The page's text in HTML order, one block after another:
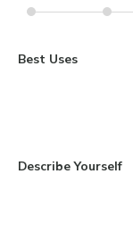
Best Uses
Describe Yourself